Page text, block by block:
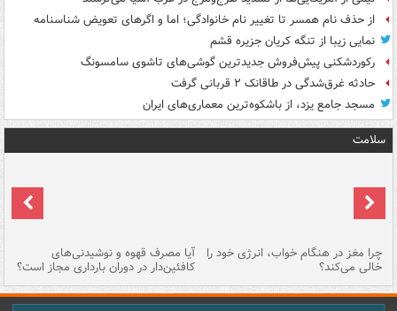
از حذف نام همسر تا تغییر نام خانوادگی؛ اما و اگرهای تعویض شناسنامه
نمایی زیبا از تنگه کریان جزیره قشم
رکوردشکنی پیش‌فروش جدیدترین گوشی‌های تاشوی سامسونگ
حادثه غرق‌شدگی در طاقانک ۲ قربانی گرفت
مسجد جامع یزد، از باشکوه‌ترین معماری‌های ایران
سلامت
چرا مغز در هنگام خواب، انرژی خود را
خالی می‌کند؟
آیا مصرف قهوه و نوشیدنی‌های
کافئین‌دار در دوران بارداری مجاز است؟